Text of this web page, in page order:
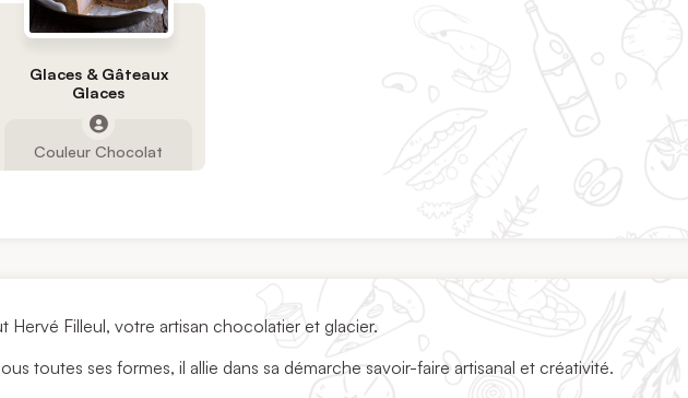
Glaces & Gâteaux
Glaces
Couleur Chocolat
Hervé Filleul, votre artisan chocolatier et glacier.
toutes ses formes, il allie dans sa démarche savoir-faire artisanal et créativité.